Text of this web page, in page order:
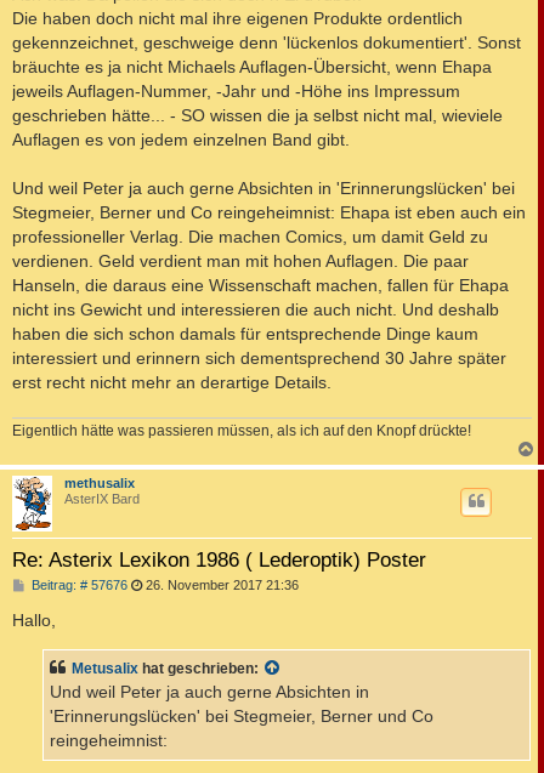
r
a
g
Die haben doch nicht mal ihre eigenen Produkte ordentlich
gekennzeichnet, geschweige denn 'lückenlos dokumentiert'. Sonst
bräuchte es ja nicht Michaels Auflagen-Übersicht, wenn Ehapa
jeweils Auflagen-Nummer, -Jahr und -Höhe ins Impressum
geschrieben hätte... - SO wissen die ja selbst nicht mal, wieviele
Auflagen es von jedem einzelnen Band gibt.
Und weil Peter ja auch gerne Absichten in 'Erinnerungslücken' bei
Stegmeier, Berner und Co reingeheimnist: Ehapa ist eben auch ein
professioneller Verlag. Die machen Comics, um damit Geld zu
verdienen. Geld verdient man mit hohen Auflagen. Die paar
Hanseln, die daraus eine Wissenschaft machen, fallen für Ehapa
nicht ins Gewicht und interessieren die auch nicht. Und deshalb
haben die sich schon damals für entsprechende Dinge kaum
interessiert und erinnern sich dementsprechend 30 Jahre später
erst recht nicht mehr an derartige Details.
Eigentlich hätte was passieren müssen, als ich auf den Knopf drückte!
a
methusalix
AsterIX Bard
Re: Asterix Lexikon 1986 ( Lederoptik) Poster
Beitrag: # 57676B
r
a
26. November 2017 21:36
Hallo,
Metusalix hat geschrieben:
Und weil Peter ja auch gerne Absichten in
'Erinnerungslücken' bei Stegmeier, Berner und Co
reingeheimnist: